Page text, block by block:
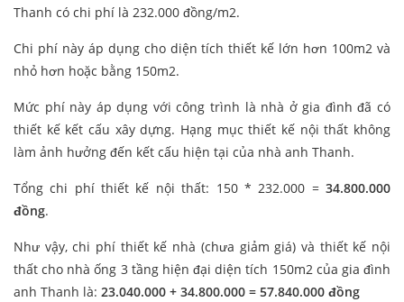
Thanh có chi phí là 232.000 đồng/m2.
Chi phí này áp dụng cho diện tích thiết kế lớn hơn 100m2 và
nhỏ hơn hoặc bằng 150m2.
Mức phí này áp dụng với công trình là nhà ở gia đình đã có
thiết kế kết cấu xây dựng. Hạng mục thiết kế nội thất không
làm ảnh hưởng đến kết cấu hiện tại của nhà anh Thanh.
Tổng chi phí thiết kế nội thất: 150 * 232.000 = 34.800.000
đồng.
Như vậy, chi phí thiết kế nhà (chưa giảm giá) và thiết kế nội
thất cho nhà ống 3 tầng hiện đại diện tích 150m2 của gia đình
anh Thanh là: 23.040.000 + 34.800.000 = 57.840.000 đồng